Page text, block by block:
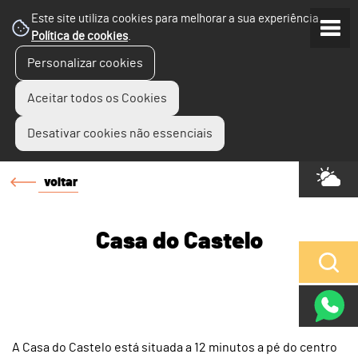
Este site utiliza cookies para melhorar a sua experiência.
Política de cookies.
Personalizar cookies
Aceitar todos os Cookies
Desativar cookies não essenciais
voltar
Casa do Castelo
A Casa do Castelo está situada a 12 minutos a pé do centro